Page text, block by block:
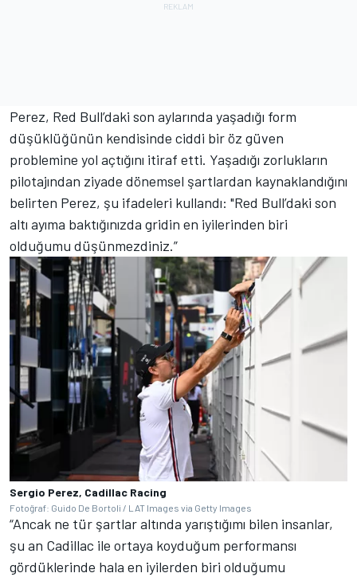
Perez, Red Bull’daki son aylarında yaşadığı form
düşüklüğünün kendisinde ciddi bir öz güven
problemine yol açtığını itiraf etti. Yaşadığı zorlukların
pilotajından ziyade dönemsel şartlardan kaynaklandığını
belirten Perez, şu ifadeleri kullandı: "Red Bull’daki son
altı ayıma baktığınızda gridin en iyilerinden biri
olduğumu düşünmezdiniz.”
Sergio Perez, Cadillac Racing
Fotoğraf: Guido De Bortoli / LAT Images via Getty Images
“Ancak ne tür şartlar altında yarıştığımı bilen insanlar,
şu an Cadillac ile ortaya koyduğum performansı
gördüklerinde hala en iyilerden biri olduğumu